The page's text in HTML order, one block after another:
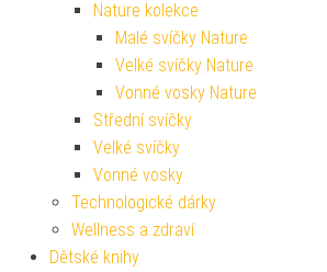
Nature kolekce
Malé svíčky Nature
Velké svíčky Nature
Vonné vosky Nature
Střední svíčky
Velké svíčky
Vonné vosky
Technologické dárky
Wellness a zdraví
Dětské knihy